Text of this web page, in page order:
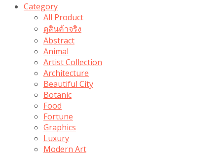
Category
All Product
ดูสินค้าจริง
Abstract
Animal
Artist Collection
Architecture
Beautiful City
Botanic
Food
Fortune
Graphics
Luxury
Modern Art